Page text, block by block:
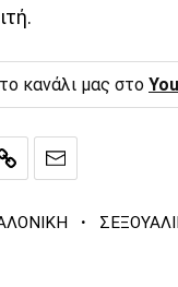
κανάλι μας στο
·